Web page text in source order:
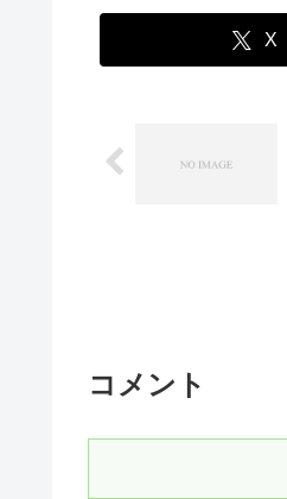
X
コメント